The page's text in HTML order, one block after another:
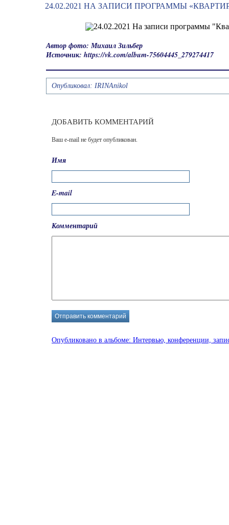
24.02.2021 НА ЗАПИСИ ПРОГРАММЫ
Автор фото: Михаил Зильбер
Источник: https://vk.com/album-75604445_279274417
Опубликовал: IRINAnikol
ДОБАВИТЬ КОММЕНТАРИЙ
Ваш e-mail не будет опубликован.
Имя
E-mail
Комментарий
Опубликовано в альбоме: Интервью, конференции,